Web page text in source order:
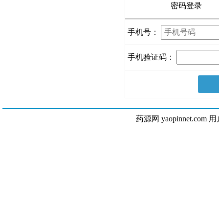
密码登录
手机号：
手机验证码：
药源网 yaopinnet.com